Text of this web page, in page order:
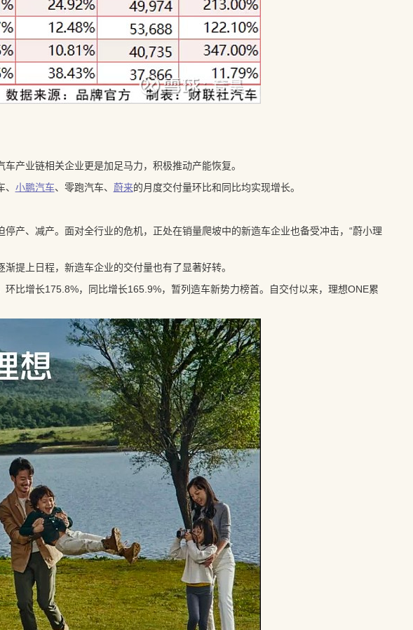
产业链相关企业更是加足马力，积极推动产能恢复。
小鹏汽车、零跑汽车、 蔚来的月度交付量环比和同比均实现增长。
产、减产。面对全行业的危机，正处在销量爬坡中的新造车企业也备受冲击，“蔚小理
提上日程，新造车企业的交付量也有了显著好转。
环比增长175.8%，同比增长165.9%，暂列造车新势力榜首。自交付以来，理想ONE累